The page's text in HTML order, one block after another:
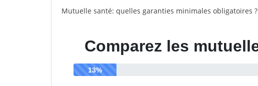
Mutuelle santé: quelles garanties minimales obligatoires ?